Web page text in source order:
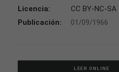
Licencia:
CC BY-NC-SA
Publicación:
01/09/1966
LEER ONLINE